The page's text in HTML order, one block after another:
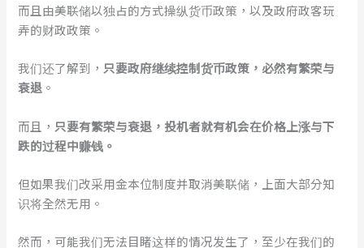
而且由美联储以独占的方式操纵货币政策，以及政府政客玩
弄的财政政策。
我们还了解到，只要政府继续控制货币政策，必然有繁荣与
衰退 。
而且， 只要有繁荣与衰退，投机者就有机会在价格上涨与下
跌的过程中赚钱。
但如果我们改采用金本位制度并取消美联储，上面大部分知
识将全然无用。
然而，可能我们无法目睹这样的情况发生了，至少在我们的